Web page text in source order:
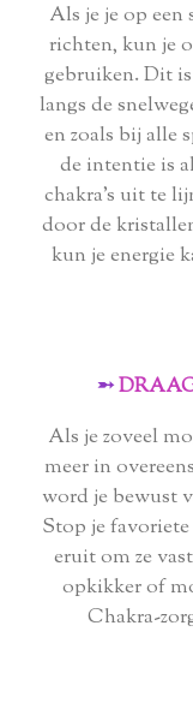
Als je je op
richten, kun je
gebruiken. Dit
langs de
en zoals bij alle
de intentie is
chakra's uit te
door de
kun je energie
➵
Als je zoveel
meer in
word je bewust
Stop je favoriete
eruit om ze
opkikker of
Chakra-